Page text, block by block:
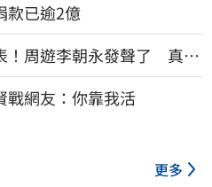
款已逾2億
！周遊李朝永發聲了 真實
網友：你靠我活
更多